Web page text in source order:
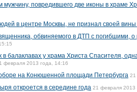
повредившего две иконы в храме
в центре Москвы, не признал своей вины
обвиняемого в ДТП с погибшими,
балаклавах у храма Христа Спасителя,
февраля 2013 года, 14:16
на Конюшенной площади Петербурга 21
откроется в середине года 21 февраля 2013